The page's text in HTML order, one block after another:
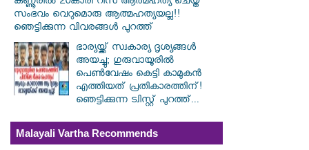
സംഭവം വെറുമൊരു ആത്മഹത്യയല്ല!!
ഞെട്ടിക്കുന്ന വിവരങ്ങൾ പുറത്ത്
ഭാര്യയ്ക്ക് സ്വകാര്യ ദൃശ്യങ്ങൾ
അയച്ചു; ഗുരുവായൂരിൽ
പെൺവേഷം കെട്ടി കാമുകൻ
എത്തിയത് പ്രതികാരത്തിന്!
ഞെട്ടിക്കുന്ന ട്വിസ്റ്റ് പുറത്ത്...
Malayali Vartha Recommends